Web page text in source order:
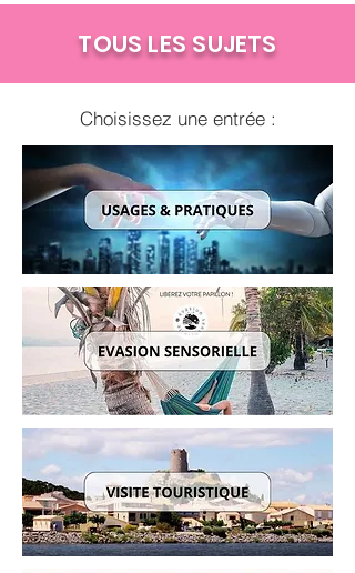
TOUS LES SUJETS
Choisissez une entrée :